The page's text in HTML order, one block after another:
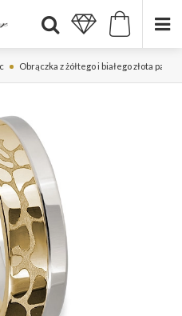
Obrączka z żółtego i białego złota